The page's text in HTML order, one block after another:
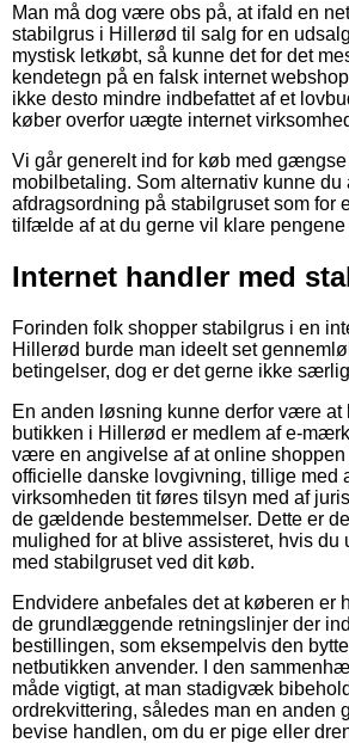
Man må dog være obs på, at ifald en
stabilgrus i Hillerød til salg for en
mystisk letkøbt, så kunne det for det
kendetegn på en falsk internet
ikke desto mindre indbefattet af et
køber overfor uægte internet
Vi går generelt ind for køb med
mobilbetaling. Som alternativ kunne du
afdragsordning på stabilgruset som for
tilfælde af at du gerne vil klare pengene
Internet handler med
Forinden folk shopper stabilgrus i en
Hillerød burde man ideelt set
betingelser, dog er det gerne ikke
En anden løsning kunne derfor være
butikken i Hillerød er medlem af e-
være en angivelse af at online shoppen
officielle danske lovgivning, tillige med
virksomheden tit føres tilsyn med af
de gældende bestemmelser. Dette er
mulighed for at blive assisteret, hvis
med stabilgruset ved dit køb.
Endvidere anbefales det at køberen er
de grundlæggende retningslinjer der
bestillingen, som eksempelvis den
netbutikken anvender. I den
måde vigtigt, at man stadigvæk
ordrekvittering, således man en anden
bevise handlen, om du er pige eller